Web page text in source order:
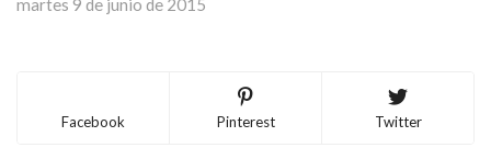
martes 9 de junio de 2015
Facebook Pinterest Twitter